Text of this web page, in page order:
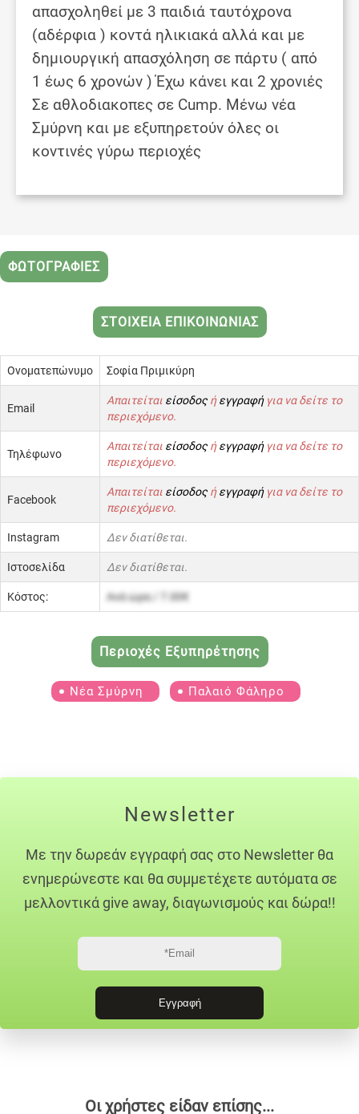
απασχοληθεί με 3 παιδιά ταυτόχρονα
(αδέρφια ) κοντά ηλικιακά αλλά και με
δημιουργική απασχόληση σε πάρτυ ( από
1 έως 6 χρονών ) Έχω κάνει και 2 χρονιές
Σε αθλοδιακοπες σε Cump. Μένω νέα
Σμύρνη και με εξυπηρετούν όλες οι
κοντινές γύρω περιοχές
ΦΩΤΟΓΡΑΦΙΕΣ
ΣΤΟΙΧΕΙΑ ΕΠΙΚΟΙΝΩΝΙΑΣ
Ονοματεπώνυμο Σοφία Πριμικύρη
Email
Απαιτείται είσοδος ήεγγραφή για να δείτε το
περιεχόμενο.
Τηλέφωνο
Απαιτείται είσοδος ήεγγραφή για να δείτε το
περιεχόμενο.
Facebook
Απαιτείται είσοδος ήεγγραφή για να δείτε το
περιεχόμενο.
Instagram Δεν διατίθεται.
Ιστοσελίδα Δεν διατίθεται.
Κόστος: Ανά ώρα / 7.00€
Περιοχές Εξυπηρέτησης
Νέα Σμύρνη Παλαιό Φάληρο
Newsletter
Με την δωρεάν εγγραφή σας στο Newsletter θα
ενημερώνεστε και θα συμμετέχετε αυτόματα σε
μελλοντικά give away, διαγωνισμούς και δώρα!!
Οι χρήστες είδαν επίσης...